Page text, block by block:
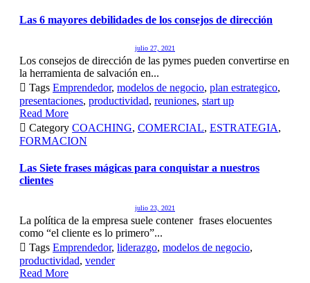
Las 6 mayores debilidades de los consejos de dirección
julio 27, 2021
Los consejos de dirección de las pymes pueden convertirse en
la herramienta de salvación en...
 Tags Emprendedor, modelos de negocio, plan estrategico,
presentaciones, productividad, reuniones, start up
Read More
 Category COACHING, COMERCIAL, ESTRATEGIA,
FORMACION
Las Siete frases mágicas para conquistar a nuestros
clientes
julio 23, 2021
La política de la empresa suele contener frases elocuentes
como “el cliente es lo primero”...
 Tags Emprendedor, liderazgo, modelos de negocio,
productividad, vender
Read More